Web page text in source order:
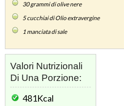
30grammi di olive nere
5cucchiai di Olio extravergine
1 manciata di sale
Valori Nutrizionali
Di Una Porzione:
481Kcal